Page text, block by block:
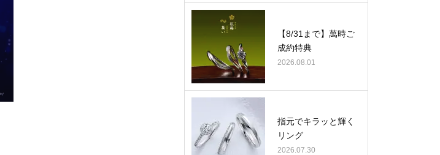
【8/31まで】萬時ご
成約特典
2026.08.01
指元でキラッと輝く
リング
2026.07.30